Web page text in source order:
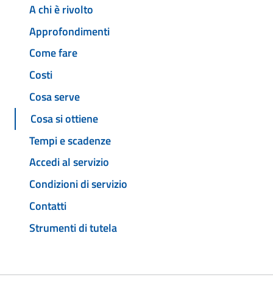
A chi è rivolto
Approfondimenti
Come fare
Costi
Cosa serve
Cosa si ottiene
Tempi e scadenze
Accedi al servizio
Condizioni di servizio
Contatti
Strumenti di tutela